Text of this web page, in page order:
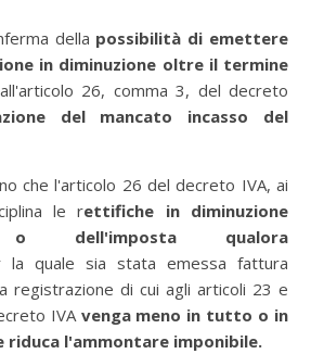
della possibilità di emettere
in diminuzione oltre il termine
26, comma 3, del decreto
del mancato incasso del
che l'articolo 26 del decreto IVA, ai
le rettifiche in diminuzione
o dell'imposta qualora
la quale sia stata emessa fattura
registrazione di cui agli articoli 23 e
IVA venga meno in tutto o in
riduca l'ammontare imponibile.